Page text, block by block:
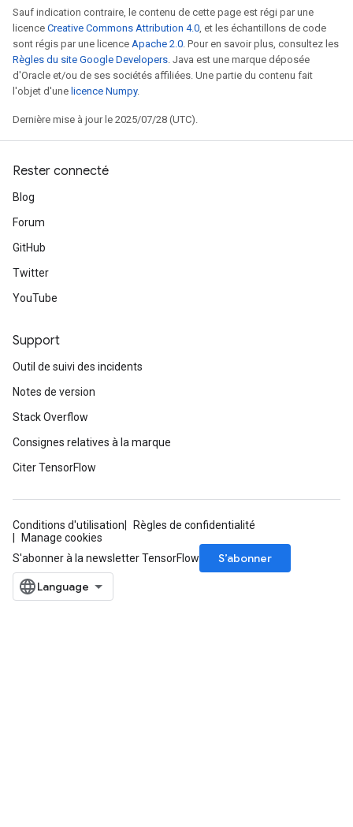
Sauf indication contraire, le contenu de cette page est régi par une
licence Creative Commons Attribution 4.0, et les échantillons de code
sont régis par une licence Apache 2.0. Pour en savoir plus, consultez les
Règles du site Google Developers. Java est une marque déposée
d'Oracle et/ou de ses sociétés affiliées. Une partie du contenu fait
l'objet d'une licence Numpy.
Dernière mise à jour le 2025/07/28 (UTC).
Rester connecté
Blog
Forum
GitHub
Twitter
YouTube
Support
Outil de suivi des incidents
Notes de version
Stack Overflow
Consignes relatives à la marque
Citer TensorFlow
Conditions d'utilisation
Règles de confidentialité
Manage cookies
S'abonner à la newsletter TensorFlow
S’abonner